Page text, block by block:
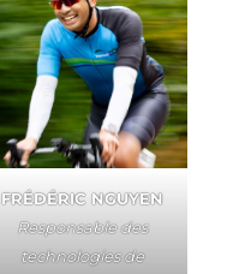
FRÉDÉRIC NGUYEN
Responsable des
technologies de